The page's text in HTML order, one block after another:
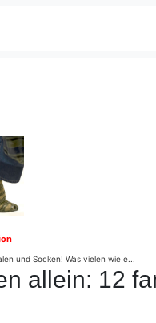
und Socken! Was vielen wie e...
allein: 12